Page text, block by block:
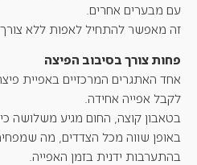
עם מבערים אחרים.
זה מאפשר להתחיל לאפות ללא
פחות צורך בסיבוב הפיצה
אחד האתגרים המרכזיים באפיית
לקבל אפייה אחידה.
בטאבון קוצה, החום מגיע משלושה
באופן שווה מכל הצדדים, מה
בהתערבות ידנית בזמן האפייה.